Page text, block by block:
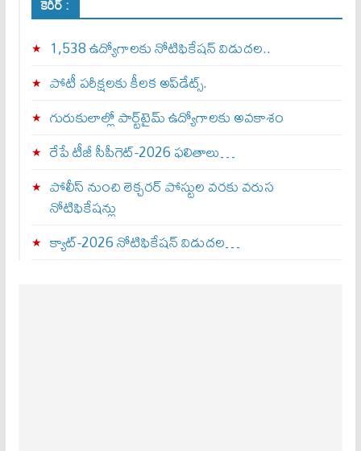
1,538 ఉద్యోగాలకు నోటిఫికేషన్ విడుదల..
పోటీ పరీక్షలకు కీలక అప్‌డేట్స్.
గురుకులాల్లో పార్ట్‌టైమ్ ఉద్యోగాలకు అవకాశం
రేపే టీజీ సీపీగెట్‌-2026 ఫలితాలు…
పోలీస్ నుంచి లెక్చరర్ పోస్టుల వరకు వరుస
నోటిఫికేషన్లు
క్యాట్-2026 నోటిఫికేషన్ విడుదల…